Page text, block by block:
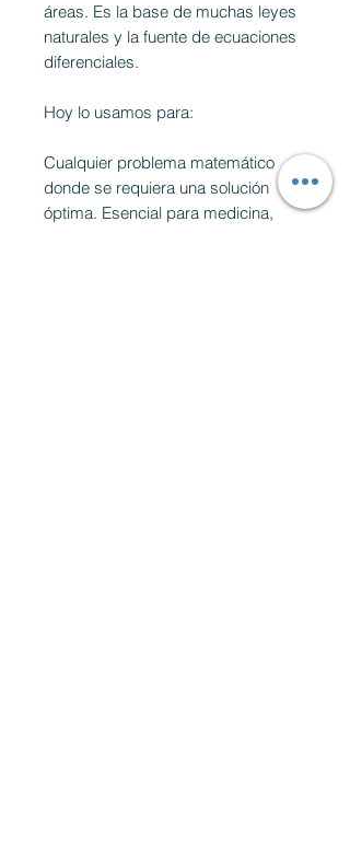
áreas. Es la base de muchas leyes
naturales y la fuente de ecuaciones
diferenciales.
Hoy lo usamos para:
Cualquier problema matemático
donde se requiera una solución
óptima. Esencial para medicina,